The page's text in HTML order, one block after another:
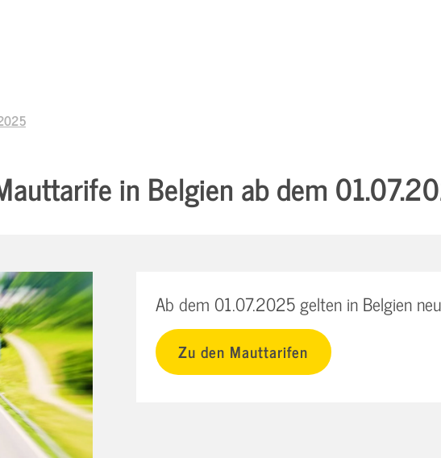
in Belgien ab dem
Ab dem 01.07.2025 gelten in Belgien
Zu den Mauttarifen